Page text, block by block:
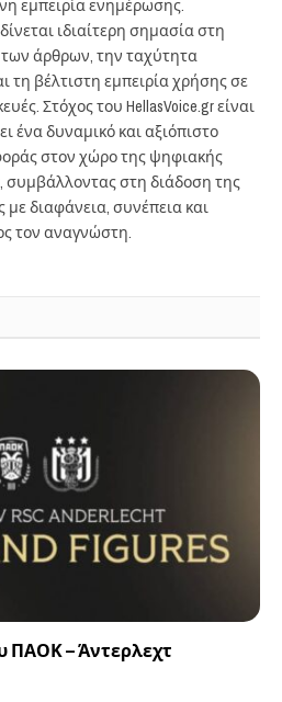
εμπειρία ενημέρωσης.
ιδιαίτερη σημασία στη
άρθρων, την ταχύτητα
τη βέλτιστη εμπειρία χρήσης σε
Στόχος του HellasVoice.gr είναι
ένα δυναμικό και αξιόπιστο
στον χώρο της ψηφιακής
συμβάλλοντας στη διάδοση της
διαφάνεια, συνέπεια και
τον αναγνώστη.
ΠΑΟΚ – Άντερλεχτ